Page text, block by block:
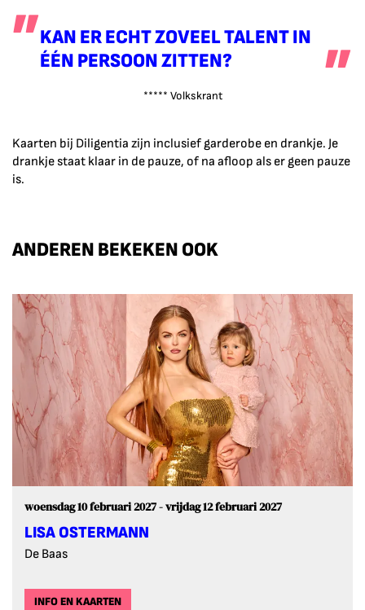
KAN ER ECHT ZOVEEL TALENT IN
ÉÉN PERSOON ZITTEN?
***** Volkskrant
Kaarten bij Diligentia zijn inclusief garderobe en drankje. Je
drankje staat klaar in de pauze, of na afloop als er geen pauze
is.
ANDEREN BEKEKEN OOK
LISA OSTERMANN
De Baas
woensdag 10 februari 2027-vrijdag 12 februari 2027
INFO EN KAARTEN